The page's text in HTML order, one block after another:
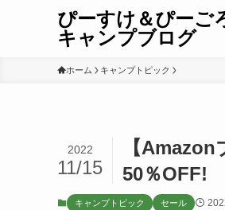
ぴーすけ＆ぴーご
キャンプブログ
ホーム キャンプトピック
【
50％OFF!
2022
11/15
キャンプトピック セール